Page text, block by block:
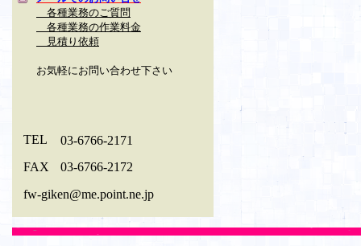
TEL
FAX
fw-giken@me.point.ne.jp
03-6766-2171
03-6766-2172
各種業務のご質問
各種業務の作業料金
見積り依頼
お気軽にお問い合わせ下さい